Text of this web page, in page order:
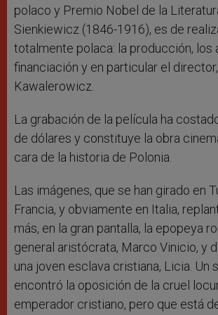
polaco y Premio Nobel de la
Sienkiewicz (1846-1916), es de
totalmente polaca: la producción, los
financiación y en particular el
Kawalerowicz.
La grabación de la película ha
de dólares y constituye la obra
cara de la historia de Polonia.
Las imágenes, que se han girado en
Francia, y obviamente en Italia,
más, en la gran pantalla, la epopeya
general aristócrata, Marco Vinicio, y
una joven esclava cristiana, Licia. Un
encontró la oposición de la cruel
emperador cristiano, pero que está